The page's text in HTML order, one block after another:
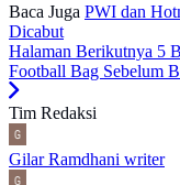
Baca Juga PWI dan
Dicabut
Halaman Berikutnya 5
Football Bag Sebelum
Tim Redaksi
Gilar Ramdhani writer